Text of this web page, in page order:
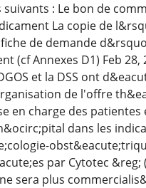
: Le bon de
La copie de
de demande
(cf Annexes D1) Feb
et la DSS ont
de l'offre
en charge des patientes
dans les
par Cytotec
sera plus